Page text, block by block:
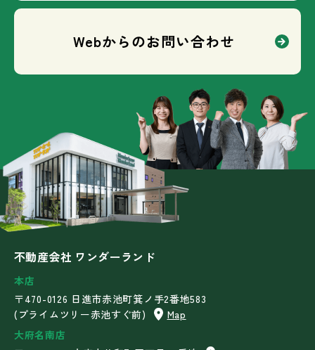
Webからのお問い合わせ
不動産会社 ワンダーランド
本店
〒470-0126 日進市赤池町箕ノ手2番地583
(プライムツリー赤池すぐ前)
Map
大府名南店